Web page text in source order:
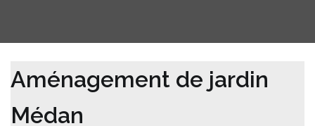
Aménagement de jardin
Médan